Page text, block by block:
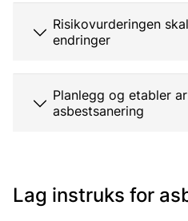
Risikovurderingen
endringer
Planlegg og etabler
asbestsanering
Lag instruks for